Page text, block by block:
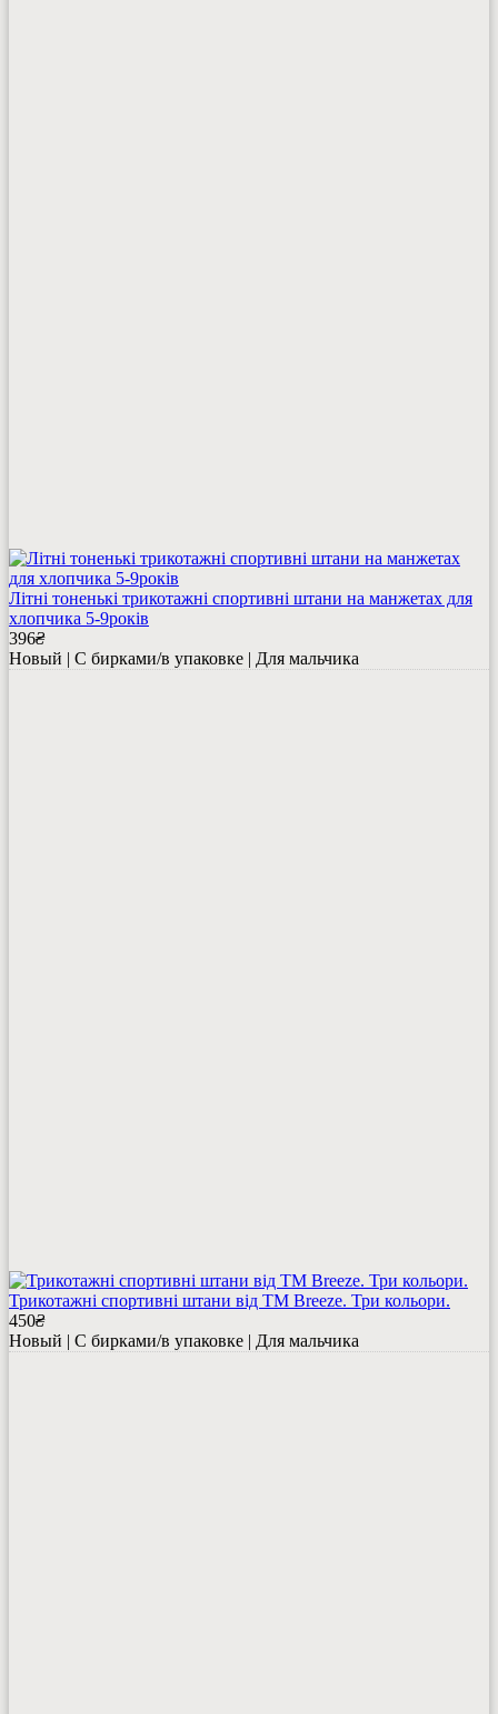
Літні тоненькі трикотажні спортивні штани на манжетах для
хлопчика 5-9років
396₴
Новый | С бирками/в упаковке | Для мальчика
Трикотажні спортивні штани від ТМ Breeze. Три кольори.
450₴
Новый | С бирками/в упаковке | Для мальчика